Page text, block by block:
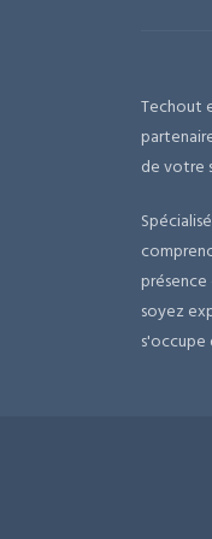
Techout
de votre
présence
soyez